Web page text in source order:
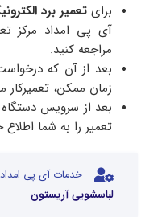
برایتعمیر برد
آی پی امداد مرکز
مراجعه کنید.
بعد از آن که
زمان ممکن،
بعد از سرویس دستگاه
تعمیر را به شما اطلاع
خدمات آی پی
لباسشویی آریستون